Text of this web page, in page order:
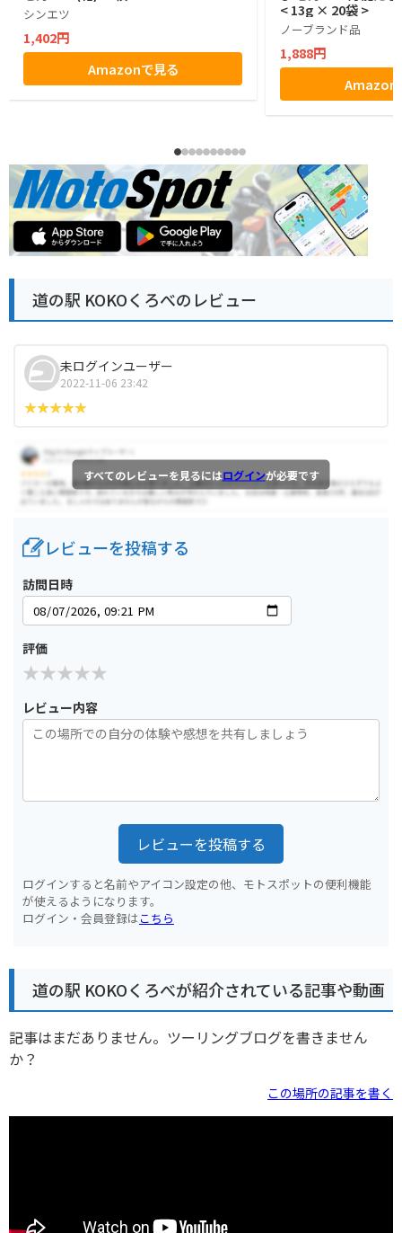
シンエツ
1,402円
Amazonで見る
< 13g × 20袋 >
ノーブランド品
1,888円
Amazon
道の駅 KOKOくろべのレビュー
未ログインユーザー
2022-11-06 23:42
すべてのレビューを見るにはログインが必要です
レビューを投稿する
訪問日時
評価
レビュー内容
レビューを投稿する
ログインすると名前やアイコン設定の他、モトスポットの便利機能
が使えるようになります。
ログイン・会員登録はこちら
道の駅 KOKOくろべが紹介されている記事や動画
記事はまだありません。ツーリングブログを書きません
か？
この場所の記事を書く